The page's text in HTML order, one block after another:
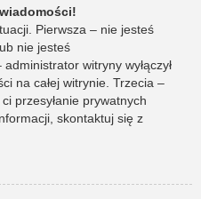
Pierwsza – nie jesteś
nie jesteś
witryny wyłączył
na całej witrynie. Trzecia –
przesyłanie prywatnych
skontaktuj się z